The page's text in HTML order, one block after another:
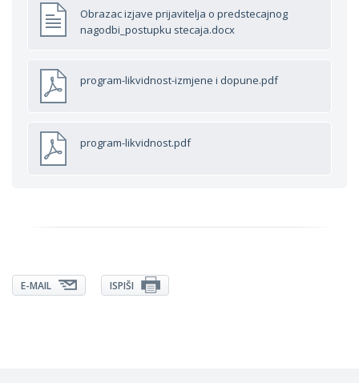
Obrazac izjave prijavitelja o predstecajnog
nagodbi_postupku stecaja.docx
program-likvidnost-izmjene i dopune.pdf
program-likvidnost.pdf
E-MAIL ISPIŠI